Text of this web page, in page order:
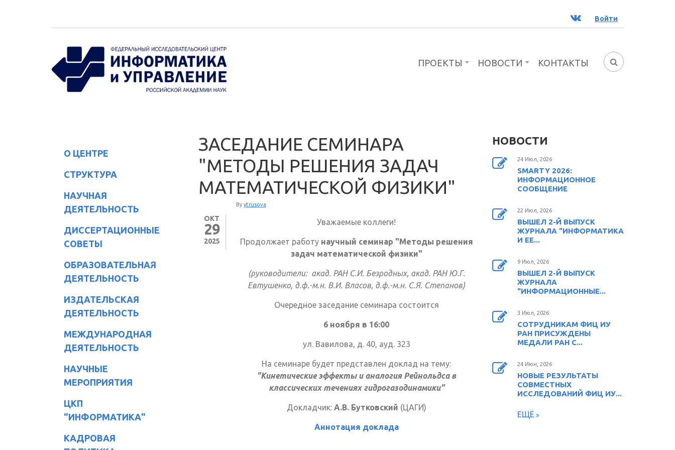
ВК Войти
ФОРМА
ПРОЕКТЫ НОВОСТИ КОНТАКТЫ
О ЦЕНТРЕ
СТРУКТУРА
НАУЧНАЯ
ДЕЯТЕЛЬНОСТЬ
ДИССЕРТАЦИОННЫЕ
СОВЕТЫ
ОБРАЗОВАТЕЛЬНАЯ
ДЕЯТЕЛЬНОСТЬ
ИЗДАТЕЛЬСКАЯ
ДЕЯТЕЛЬНОСТЬ
МЕЖДУНАРОДНАЯ
ДЕЯТЕЛЬНОСТЬ
НАУЧНЫЕ
МЕРОПРИЯТИЯ
ЦКП
"ИНФОРМАТИКА"
КАДРОВАЯ
ЗАСЕДАНИЕ СЕМИНАРА
"МЕТОДЫ РЕШЕНИЯ ЗАДАЧ
МАТЕМАТИЧЕСКОЙ ФИЗИКИ"
ОКТ
29
2025
By ytrusova
Уважаемые коллеги!
Продолжает работу научный семинар "Методы решения
задач математической физики"
(руководители: акад. РАН С.И. Безродных, акад. РАН Ю.Г.
Евтушенко, д.ф.-м.н. В.И. Власов, д.ф.-м.н. С.Я. Степанов)
Очередное заседание семинара состоится
6 ноября в 16:00
ул. Вавилова, д. 40, ауд. 323
На семинаре будет представлен доклад на тему:
"Кинетические эффекты и аналогия Рейнольдса в
классических течениях гидрогазодинамики"
Докладчик: А.В. Бутковский (ЦАГИ)
Аннотация доклада
НОВОСТИ
24 Июл, 2026
SMARTY 2026:
ИНФОРМАЦИОННОЕ
СООБЩЕНИЕ
22 Июл, 2026
ВЫШЕЛ 2-Й ВЫПУСК
ЖУРНАЛА "ИНФОРМАТИКА
И ЕЕ...
9 Июл, 2026
ВЫШЕЛ 2-Й ВЫПУСК
ЖУРНАЛА
"ИНФОРМАЦИОННЫЕ...
3 Июл, 2026
СОТРУДНИКАМ ФИЦ ИУ
РАН ПРИСУЖДЕНЫ
МЕДАЛИ РАН С...
24 Июн, 2026
НОВЫЕ РЕЗУЛЬТАТЫ
СОВМЕСТНЫХ
ИССЛЕДОВАНИЙ ФИЦ ИУ...
ЕЩЁ